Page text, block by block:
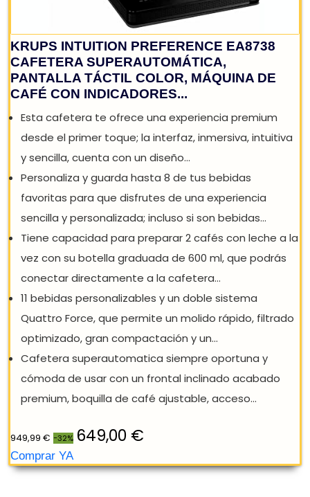
REBAJA: -32%
KRUPS INTUITION PREFERENCE EA8738
CAFETERA SUPERAUTOMÁTICA,
PANTALLA TÁCTIL COLOR, MÁQUINA DE